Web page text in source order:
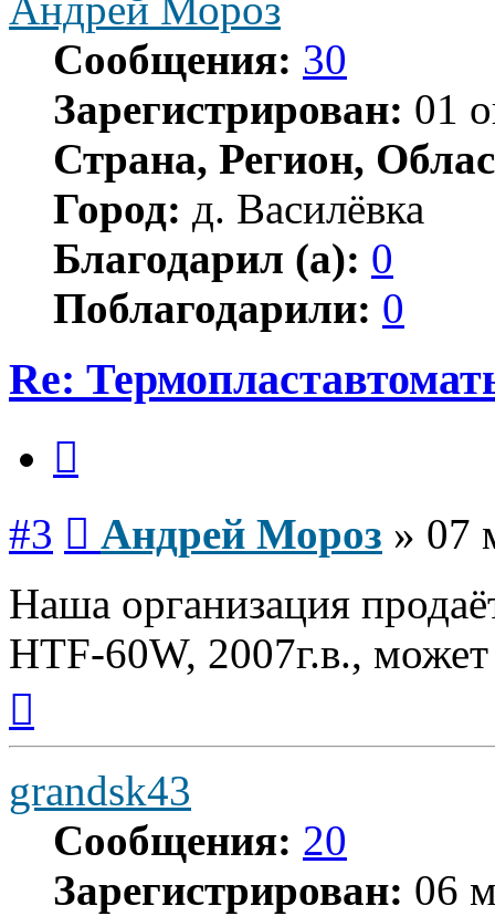
Сообщения: 30
Зарегистрирован: 01
Страна, Регион,
Город: д. Василёвка
Благодарил (а): 0
Поблагодарили: 0
Re:
#3 Андрей Мороз » 07
Наша организация
HTF-60W, 2007г.в., может
началу
grandsk43
Сообщения: 20
Зарегистрирован: 06